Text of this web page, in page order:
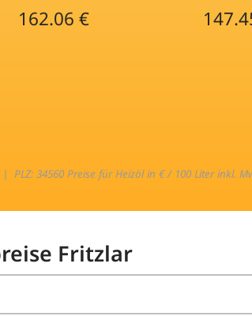
162.06 €
|PLZ: 34560 Preise für Heizöl in € / 100 Liter inkl.
Fritzlar